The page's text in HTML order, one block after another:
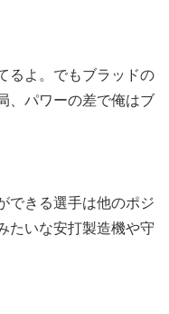
るよ。でもブラッドの
、パワーの差で俺はブ
できる選手は他のポジ
たいな安打製造機や守